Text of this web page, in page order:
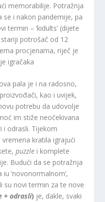
memorabilije. Potražnja
se i nakon pandemije, pa
termin – ‘kidults’ (dijete
potrošač od 12
procjenama, riječ je
igračaka
pala je i na radosno,
kao i uvijek,
potrebu da udovolje
im stiže neočekivana
i odrasli. Tijekom
kratila igrajući
puzzle i komplete
Budući da se potražnja
‘novonormalnom’,
su novi termin za te nove
+ odrasli) je, dakle, svaki